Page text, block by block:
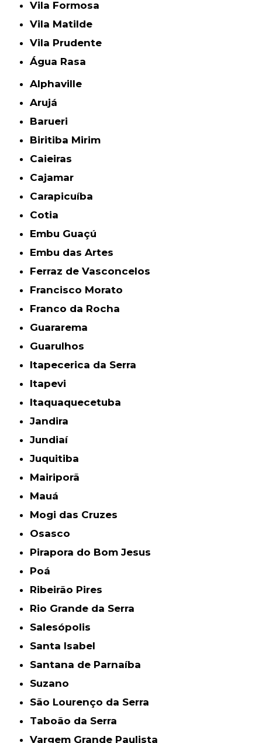
Vila Formosa
Vila Matilde
Vila Prudente
Água Rasa
Alphaville
Arujá
Barueri
Biritiba Mirim
Caieiras
Cajamar
Carapicuíba
Cotia
Embu Guaçú
Embu das Artes
Ferraz de Vasconcelos
Francisco Morato
Franco da Rocha
Guararema
Guarulhos
Itapecerica da Serra
Itapevi
Itaquaquecetuba
Jandira
Jundiaí
Juquitiba
Mairiporã
Mauá
Mogi das Cruzes
Osasco
Pirapora do Bom Jesus
Poá
Ribeirão Pires
Rio Grande da Serra
Salesópolis
Santa Isabel
Santana de Parnaíba
Suzano
São Lourenço da Serra
Taboão da Serra
Vargem Grande Paulista